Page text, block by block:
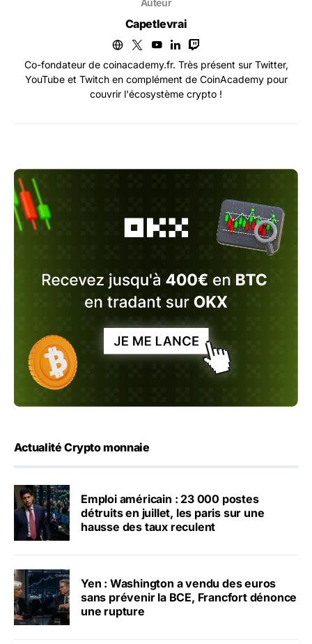
Auteur
Capetlevrai
Co-fondateur de coinacademy.fr. Très présent sur Twitter,
YouTube et Twitch en complément de CoinAcademy pour
couvrir l'écosystème crypto !
Actualité Crypto monnaie
Emploi américain : 23 000 postes
détruits en juillet, les paris sur une
hausse des taux reculent
Yen : Washington a vendu des euros
sans prévenir la BCE, Francfort dénonce
une rupture